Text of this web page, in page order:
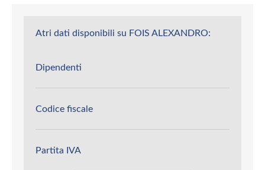
Atri dati disponibili su FOIS ALEXANDRO:
Dipendenti
Codice fiscale
Partita IVA